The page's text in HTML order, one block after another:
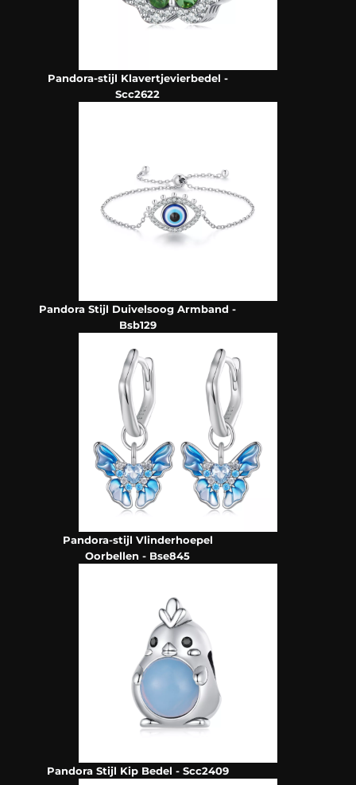
Pandora-stijl Klavertjevierbedel -
Scc2622
Pandora Stijl Duivelsoog Armband -
Bsb129
Pandora-stijl Vlinderhoepel
Oorbellen - Bse845
Pandora Stijl Kip Bedel - Scc2409